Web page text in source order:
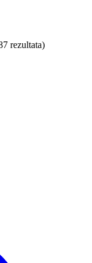
rezultata)